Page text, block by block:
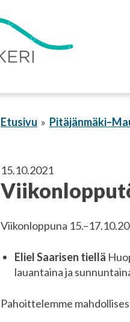
Etusivu
15.10.2021
Viikonloppuna
Eliel Saarisen tiellä
lauantaina ja
Pahoittelemme